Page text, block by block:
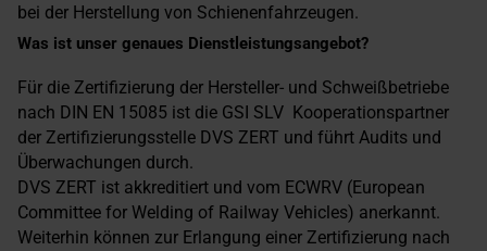
bei der Herstellung von Schienenfahrzeugen.
Was ist unser genaues Dienstleistungsangebot?
Für die Zertifizierung der Hersteller- und Schweißbetriebe
nach DIN EN 15085 ist die GSI SLV Kooperationspartner
der Zertifizierungsstelle DVS ZERT und führt Audits und
Überwachungen durch.
DVS ZERT ist akkreditiert und vom ECWRV (European
Committee for Welding of Railway Vehicles) anerkannt.
Weiterhin können zur Erlangung einer Zertifizierung nach